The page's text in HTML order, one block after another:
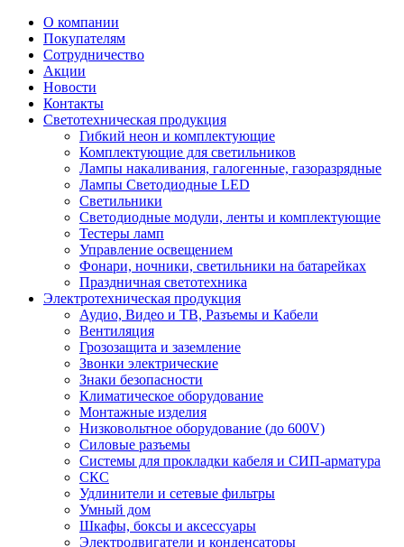
О компании
Покупателям
Сотрудничество
Акции
Новости
Контакты
Светотехническая продукция
Гибкий неон и комплектующие
Комплектующие для светильников
Лампы накаливания, галогенные, газоразрядные
Лампы Светодиодные LED
Светильники
Светодиодные модули, ленты и комплектующие
Тестеры ламп
Управление освещением
Фонари, ночники, светильники на батарейках
Праздничная светотехника
Электротехническая продукция
Аудио, Видео и ТВ, Разъемы и Кабели
Вентиляция
Грозозащита и заземление
Звонки электрические
Знаки безопасности
Климатическое оборудование
Монтажные изделия
Низковольтное оборудование (до 600V)
Силовые разъемы
Системы для прокладки кабеля и СИП-арматура
СКС
Удлинители и сетевые фильтры
Умный дом
Шкафы, боксы и аксессуары
Электродвигатели и конденсаторы